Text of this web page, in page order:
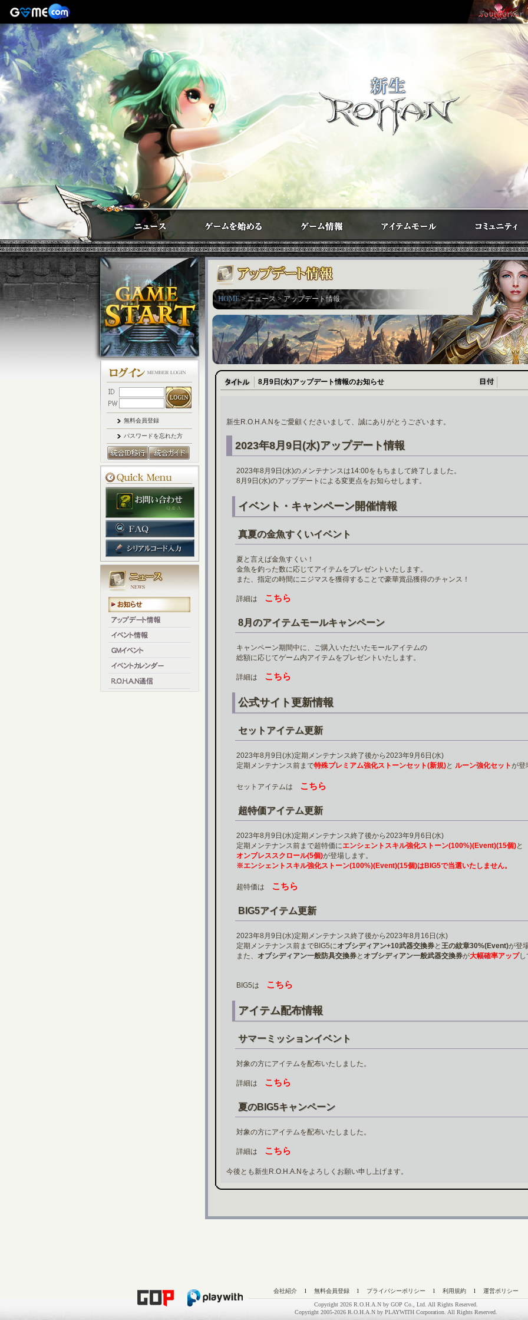
無料会員登録
パスワードを忘れた方
HOME> ニュース > アップデート情報
8月9日(水)アップデート情報のお知らせ
新生R.O.H.A.Nをご愛顧くださいまして、誠にありがとうございます。
2023年8月9日(水)アップデート情報
2023年8月9日(水)のメンテナンスは14:00をもちまして終了しました。
8月9日(水)のアップデートによる変更点をお知らせします。
イベント・キャンペーン開催情報
真夏の金魚すくいイベント
夏と言えば金魚すくい！
金魚を釣った数に応じてアイテムをプレゼントいたします。
また、指定の時間にニジマスを獲得することで豪華賞品獲得のチャンス！
詳細は こちら
8月のアイテムモールキャンペーン
キャンペーン期間中に、ご購入いただいたモールアイテムの
総額に応じてゲーム内アイテムをプレゼントいたします。
詳細は こちら
公式サイト更新情報
セットアイテム更新
2023年8月9日(水)定期メンテナンス終了後から2023年9月6日(水)
定期メンテナンス前まで特殊プレミアム強化ストーンセット(新規)と ルーン強化セットが登
セットアイテムは こちら
超特価アイテム更新
2023年8月9日(水)定期メンテナンス終了後から2023年9月6日(水)
定期メンテナンス前まで超特価にエンシェントスキル強化ストーン(100%)(Event)(15個)と
オンブレススクロール(5個)が登場します。
※エンシェントスキル強化ストーン(100%)(Event)(15個)はBIG5で当選いたしません。
超特価は こちら
BIG5アイテム更新
2023年8月9日(水)定期メンテナンス終了後から2023年8月16日(水)
定期メンテナンス前までBIG5にオブシディアン+10武器交換券と 王の紋章30%(Event)が登
また、 オブシディアン一般防具交換券と オブシディアン一般武器交換券が大幅確率アップし
BIG5は こちら
アイテム配布情報
サマーミッションイベント
対象の方にアイテムを配布いたしました。
詳細は こちら
夏のBIG5キャンペーン
対象の方にアイテムを配布いたしました。
詳細は こちら
今後とも新生R.O.H.A.Nをよろしくお願い申し上げます。
会社紹介 l 無料会員登録 l プライバシーポリシー l 利用規約 l 運営ポリシー
Copyright 2026 R.O.H.A.N by GOP Co., Ltd. All Rights Reserved.
Copyright 2005-2026 R.O.H.A.N by PLAYWITH Corporation. All Rights Reserved.